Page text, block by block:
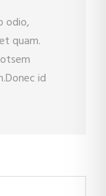
odio,
quam.
id